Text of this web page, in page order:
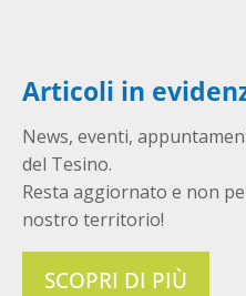
Articoli in
News, eventi,
del Tesino.
Resta aggiornato e non
nostro territorio!
SCOPRI DI PIÙ